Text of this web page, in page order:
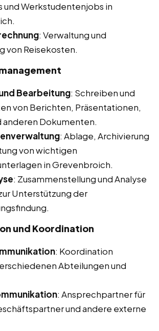
und Werkstudentenjobs in
: Verwaltung und
von Reisekosten.
Bearbeitung: Schreiben und
von Berichten, Präsentationen,
anderen Dokumenten.
: Ablage, Archivierung
von wichtigen
in Grevenbroich.
: Zusammenstellung und Analyse
Unterstützung der
und Koordination
: Koordination
Abteilungen und
: Ansprechpartner für
und andere externe